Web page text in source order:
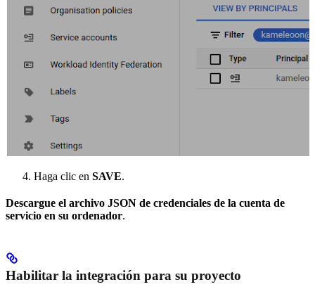
Haga clic en SAVE.
Descargue el archivo JSON de credenciales de la cuenta de
servicio en su ordenador.
Habilitar la integración para su proyecto